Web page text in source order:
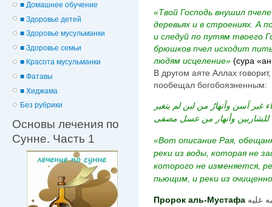
■ Домашнее обучение
■ Здоровье детей
■ Здоровье мусульманки
■ Здоровье семьи
■ Красота мусульманки
■ Фатавы
■ Хиджама
Без рубрики
Основы лечения по
Сунне. Часть 1
«Твой Господь внушил
деревьях и в строениях. А
и следуй по путям твоего
брюшков пчел исходит
людям исцеление» (сура
В другом аяте Аллах
пообещал богобоязненным:
غير آسن وأنهارٌ من لبن لم يتغير
للشاربين وأنهار من عسل مصفى
«Вот описание Рая,
реки из воды, которая не
которого не изменяется,
пьющим, и реки из
Пророк аль-Мустафа